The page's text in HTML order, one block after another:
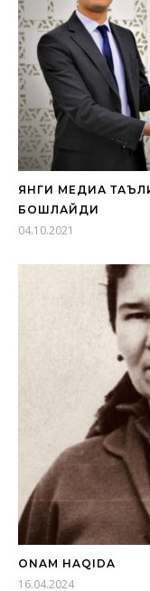
ЯНГИ МЕДИА
БОШЛАЙДИ
04.10.2021
ONAM HAQIDA
16.04.2024